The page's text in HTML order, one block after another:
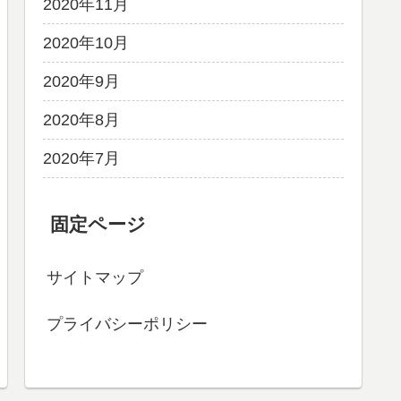
2020年11月
2020年10月
2020年9月
2020年8月
2020年7月
固定ページ
サイトマップ
プライバシーポリシー